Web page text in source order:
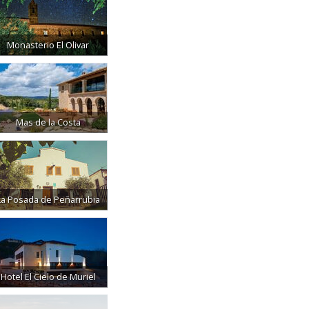
Monasterio El Olivar
Mas de la Costa
Posada de Peñarrubia
Hotel El Cielo de Muriel